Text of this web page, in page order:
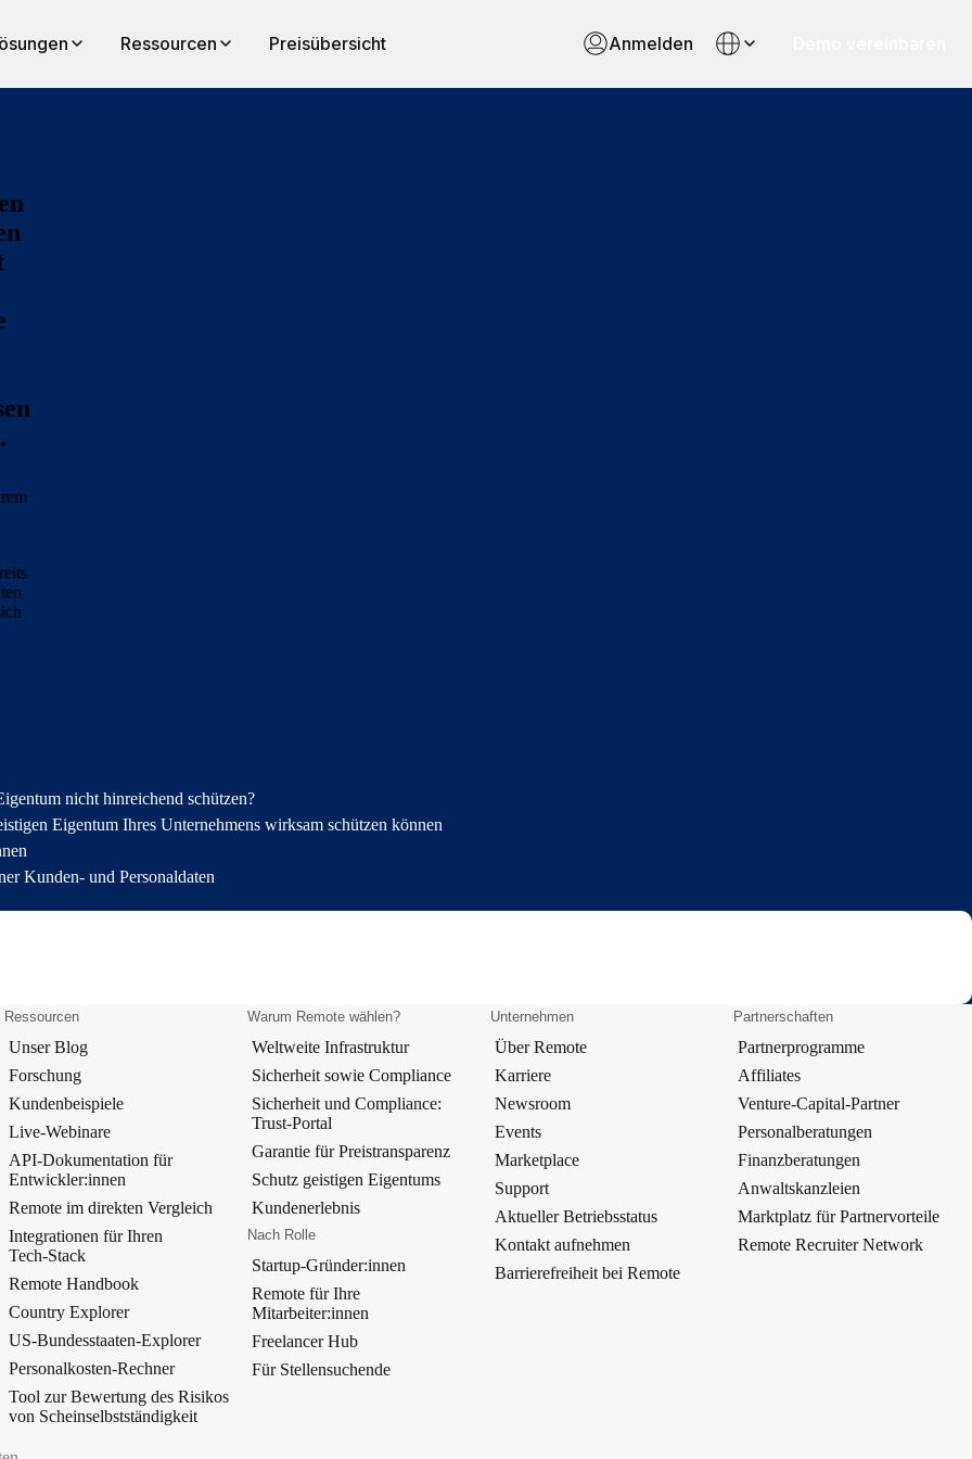
Ressourcen Preisübersicht Anmelden
nicht hinreichend schützen?
Eigentum Ihres Unternehmens wirksam schützen können
Kunden- und Personaldaten
Ressourcen
Unser Blog
Forschung
Kundenbeispiele
Live‑Webinare
API‑Dokumentation für
Entwickler:innen
Remote im direkten Vergleich
Integrationen für Ihren
Tech‑Stack
Remote Handbook
Country Explorer
US‑Bundesstaaten‑Explorer
Personalkosten‑Rechner
Tool zur Bewertung des Risikos
von Scheinselbstständigkeit
Warum Remote wählen?
Weltweite Infrastruktur
Sicherheit sowie Compliance
Sicherheit und Compliance:
Trust‑Portal
Garantie für Preistransparenz
Schutz geistigen Eigentums
Kundenerlebnis
Nach Rolle
Startup-Gründer:innen
Remote für Ihre
Mitarbeiter:innen
Freelancer Hub
Für Stellensuchende
Unternehmen
Über Remote
Karriere
Newsroom
Events
Marketplace
Support
Aktueller Betriebsstatus
Kontakt aufnehmen
Barrierefreiheit bei Remote
Partnerschaften
Partnerprogramme
Affiliates
Venture-Capital-Partner
Personalberatungen
Finanzberatungen
Anwaltskanzleien
Marktplatz für Partnervorteile
Remote Recruiter Network